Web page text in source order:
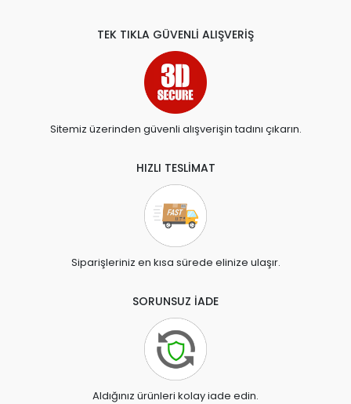
TEK TIKLA GÜVENLİ ALIŞVERİŞ
Sitemiz üzerinden güvenli alışverişin tadını çıkarın.
HIZLI TESLİMAT
Siparişleriniz en kısa sürede elinize ulaşır.
SORUNSUZ İADE
Aldığınız ürünleri kolay iade edin.